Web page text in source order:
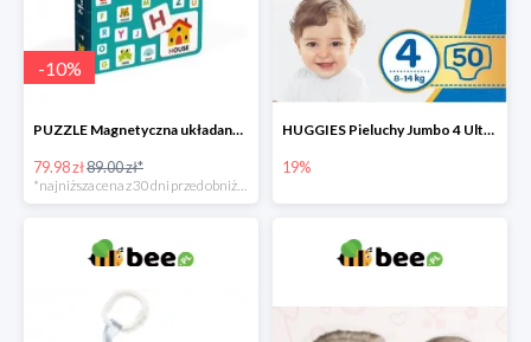
-10%
PUZZLE Magnetyczna układanka Alfabet
79.98 zł89.00 zł*
HUGGIES Pieluchy Jumbo 4 Ultra Comfort -19%
19%